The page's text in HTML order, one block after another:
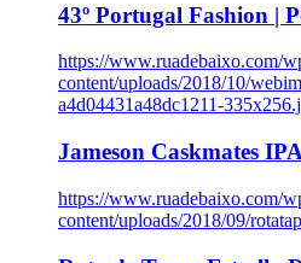
43º Portugal Fashion |
https://www.ruadebaixo.com/
content/uploads/2018/10/
a4d04431a48dc1211-
Jameson Caskmates IPA
https://www.ruadebaixo.com/
content/uploads/2018/09/